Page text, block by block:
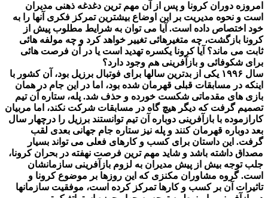
امروزه دوران کرونا و پس از آن مهم ترین دغدغه ذهنی مدیران
است و نحوه مدیریت بر این اوضاع بیشترین تمرکز فکری آنها را به
خود اختصاص داده است. آیا می توان به شرایط مطلوب پیش از
کرونا بازگشت، چه متغیرهائی تغییر خواهد کرد و چه مولفه هائی
ثابت می ماند؟ آیا کرونا یکسره تهدید است یا در آن فرصت هائی
برای شکوفائی و بازآفرینی هم وجود دارد؟
سال ۱۹۹۶ یکی از بدترین سالها برای فوتبال برزیل بود، آن کشور با
اینکه در مسابقات قبلی قهرمان شده بود، اما در این جام در همان
بازی های مقدماتی شکست خورده و حذف شد. پله، ستاره آن تیم
تصمیم گرفت که دیگر هیچ گاه در مسابقات شرکت نکند، اما مربیان
کارازموده با بازآفرینی دوباره آن تیم توانستند برزیل را درچهار سال
بعد دوباره قهرمان کنند و پله نیز ستاره جام جهانی بعدی لقب
گرفت. این داستان برای کسب و کارهای فعلی می تواند بسیار
مصداق داشته باشد و شاید مهم ترین فرصت نهفته در بحران کرونا،
جلب توجه بیش از پیش مدیران به لزوم بازآفرینی سازمانشان
است. گروه مشاوران مکنزی که این روزها بر موضوع کرونا و
تاثیرات آن بر کسب و کارها تمرکز کرده است، موفقیت سازمانها